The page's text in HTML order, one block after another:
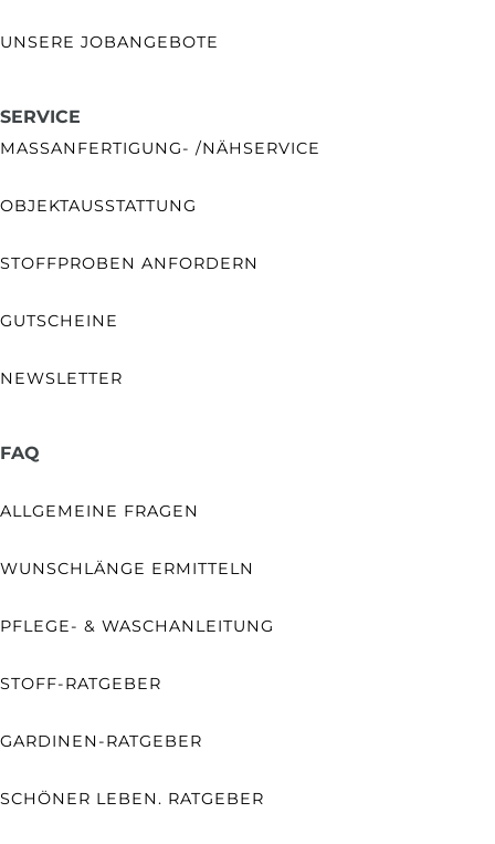
UNSERE JOBANGEBOTE
SERVICE
MASSANFERTIGUNG- /NÄHSERVICE
OBJEKTAUSSTATTUNG
STOFFPROBEN ANFORDERN
GUTSCHEINE
NEWSLETTER
FAQ
ALLGEMEINE FRAGEN
WUNSCHLÄNGE ERMITTELN
PFLEGE- & WASCHANLEITUNG
STOFF-RATGEBER
GARDINEN-RATGEBER
SCHÖNER LEBEN. RATGEBER